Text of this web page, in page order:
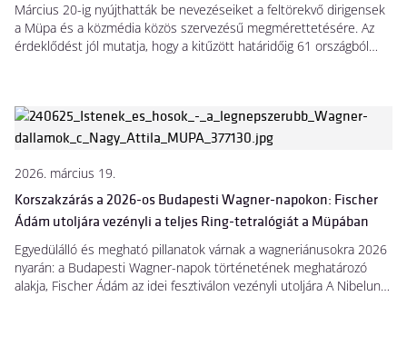
Március 20-ig nyújthatták be nevezéseiket a feltörekvő dirigensek
a Müpa és a közmédia közös szervezésű megmérettetésére. Az
érdeklődést jól mutatja, hogy a kitűzött határidőig 61 országból
2026. március 19.
Korszakzárás a 2026-os Budapesti Wagner-napokon: Fischer
Ádám utoljára vezényli a teljes Ring-tetralógiát a Müpában
Egyedülálló és megható pillanatok várnak a wagneriánusokra 2026
nyarán: a Budapesti Wagner-napok történetének meghatározó
alakja, Fischer Ádám az idei fesztiválon vezényli utoljára A Nibelung